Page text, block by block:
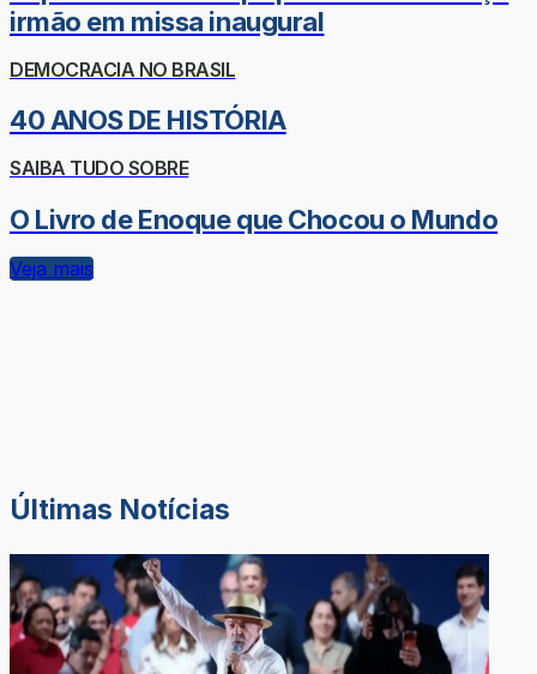
irmão em missa inaugural
DEMOCRACIA NO BRASIL
40 ANOS DE HISTÓRIA
SAIBA TUDO SOBRE
O Livro de Enoque que Chocou o Mundo
Veja mais
Últimas Notícias